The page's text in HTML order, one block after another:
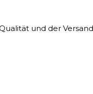
und der